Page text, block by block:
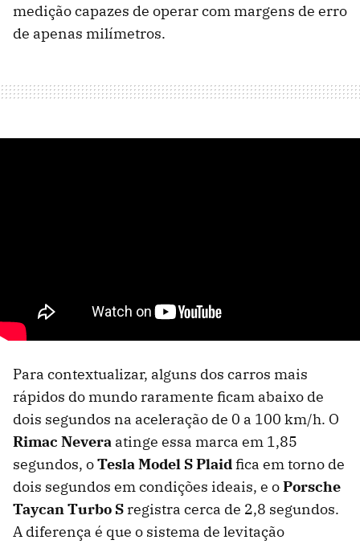
medição capazes de operar com margens de erro
de apenas milímetros.
Para contextualizar, alguns dos carros mais
rápidos do mundo raramente ficam abaixo de
dois segundos na aceleração de 0 a 100 km/h. O
Rimac Nevera atinge essa marca em 1,85
segundos, oTesla Model S Plaidfica em torno de
dois segundos em condições ideais, e oPorsche
Taycan Turbo S registra cerca de 2,8 segundos.
A diferença é que o sistema de levitação